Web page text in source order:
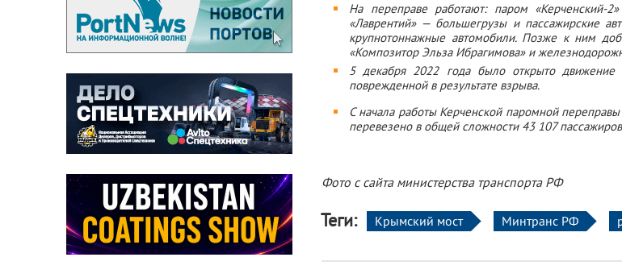
На переправе работают: паром «Керченский-
«Лаврентий» — большегрузы и пассажирские
крупнотоннажные автомобили. Позже к ним
«Композитор Эльза Ибрагимова» и
5 декабря 2022 года было открыто движение
поврежденной в результате взрыва.
С начала работы Керченской паромной
перевезено в общей сложности 43 107
Фото с сайта министерства транспорта РФ
Теги: Крымский мост Минтранс РФ